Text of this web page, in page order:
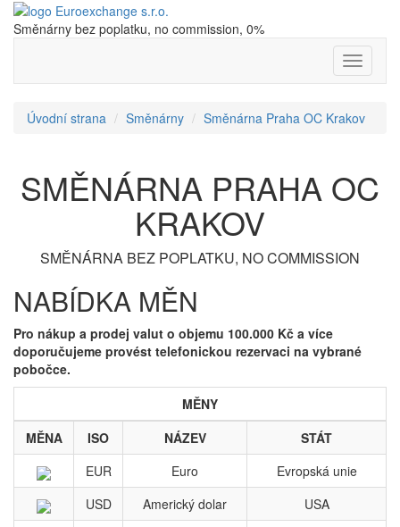
Směnárny bez poplatku, no commission, 0%
Nabídka
Úvodní strana Směnárny Směnárna Praha OC Krakov
SMĚNÁRNA PRAHA OC
KRAKOV
SMĚNÁRNA BEZ POPLATKU, NO COMMISSION
NABÍDKA MĚN
Pro nákup a prodej valut o objemu 100.000 Kč a více
doporučujeme provést telefonickou rezervaci na vybrané
pobočce.
MĚNY
MĚNA
ISO NÁZEV
STÁT
EUR
Euro
Evropská unie
USD
Americký dolar
USA